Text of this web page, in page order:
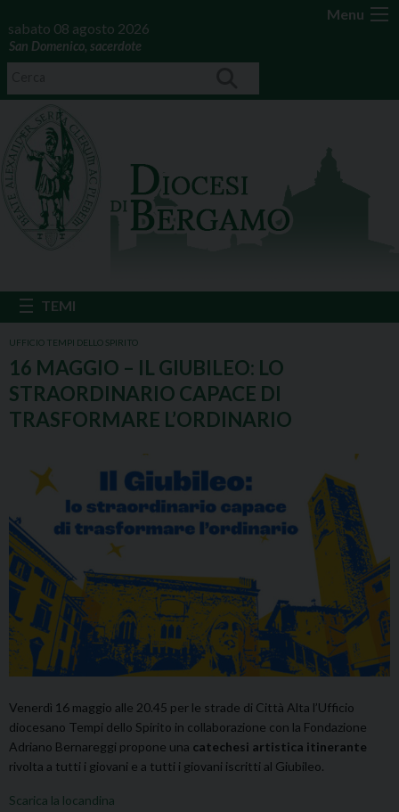
Menu
sabato 08 agosto 2026
San Domenico, sacerdote
UFFICIO TEMPI DELLO SPIRITO
16 MAGGIO – IL GIUBILEO: LO
STRAORDINARIO CAPACE DI
TRASFORMARE L’ORDINARIO
Venerdì 16 maggio alle 20.45 per le strade di Città Alta l’Ufficio
diocesano Tempi dello Spirito in collaborazione con la Fondazione
Adriano Bernareggi propone una catechesi artistica itinerante
rivolta a tutti i giovani e a tutti i giovani iscritti al Giubileo.
Scarica la locandina